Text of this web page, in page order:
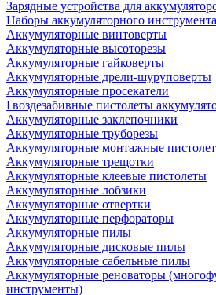
Зарядные устройства для
Наборы аккумуляторного инструмента
Аккумуляторные винтоверты
Аккумуляторные высоторезы
Аккумуляторные гайковерты
Аккумуляторные дрели-шуруповерты
Аккумуляторные просекатели
Гвоздезабивные пистолеты
Аккумуляторные заклепочники
Аккумуляторные труборезы
Аккумуляторные монтажные
Аккумуляторные трещотки
Аккумуляторные клеевые пистолеты
Аккумуляторные лобзики
Аккумуляторные отвертки
Аккумуляторные перфораторы
Аккумуляторные пилы
Аккумуляторные дисковые пилы
Аккумуляторные сабельные пилы
Аккумуляторные реноваторы
инструменты)